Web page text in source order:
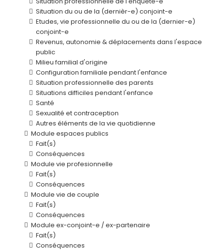
Situation du ou de la (dernièr-e) conjoint-e
Etudes, vie professionnelle du ou de la (dernier-e)
conjoint-e
Revenus, autonomie & déplacements dans l'espace
public
Milieu familial d'origine
Configuration familiale pendant l'enfance
Situation professionnelle des parents
Situations difficiles pendant l'enfance
Santé
Sexualité et contraception
Autres éléments de la vie quotidienne
Module espaces publics
Fait(s)
Conséquences
Module vie profesionnelle
Fait(s)
Conséquences
Module vie de couple
Fait(s)
Conséquences
Module ex-conjoint-e / ex-partenaire
Fait(s)
Conséquences